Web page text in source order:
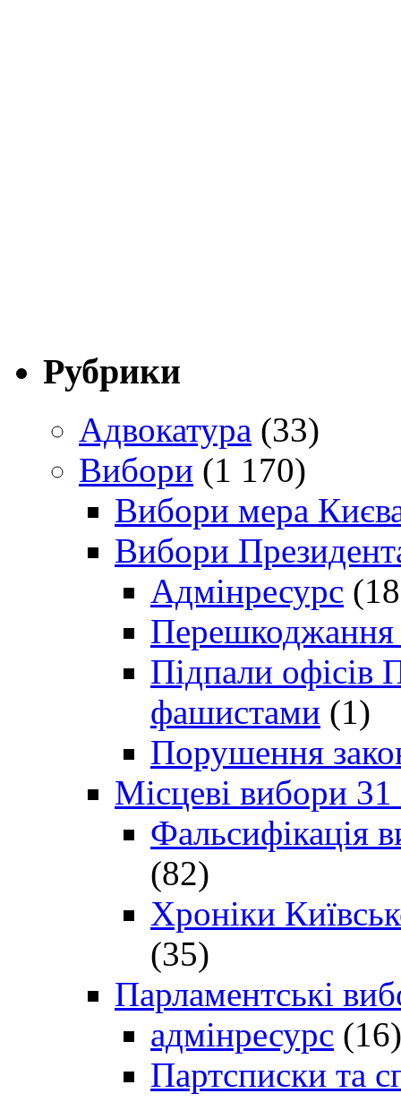
Рубрики
Адвокатура (33)
Вибори (1 170)
Вибори мера
Вибори
Адмінресурс
Перешкоджання
Підпали офісів
фашистами (1)
Порушення
Місцеві вибори
Фальсифікація
(82)
Хроніки
(35)
Парламентські
адмінресурс (16)
Партсписки та